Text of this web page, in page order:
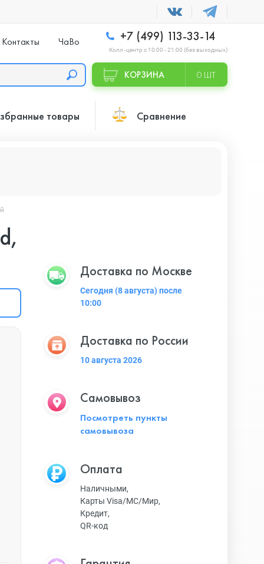
Контакты ЧаВо +7 (499) 113-33-14
Колл -центр с 10:00 - 21:00 (без выходных)
КОРЗИНА 0 ШТ
товары Сравнение
Доставка по Москве
Сегодня (8 августа) после
10:00
Доставка по России
10 августа 2026
Самовывоз
Посмотреть пункты
самовывоза
Оплата
Наличными,
Карты Visa/MC/Мир,
Кредит,
QR-код